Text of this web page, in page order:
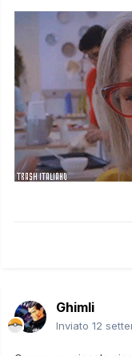
Ghimli
Inviato 12